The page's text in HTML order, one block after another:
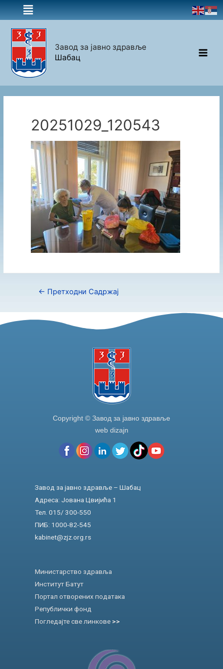
Завод за јавно здравље
Шабац
20251029_120543
← Претходни Садржај
Copyright © Завод за јавно здравље
web dizajn
Завод за јавно здравље – Шабац
Адреса: Јована Цвијића 1
Тел. 015/ 300-550
ПИБ: 1000-82-545
kabinet@zjz.org.rs
Министарство здравља
Институт Батут
Портал отворених података
Републички фонд
Погледајте све линкове >>